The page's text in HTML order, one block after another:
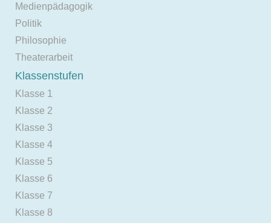
Medienpädagogik
Politik
Philosophie
Theaterarbeit
Klassenstufen
Klasse 1
Klasse 2
Klasse 3
Klasse 4
Klasse 5
Klasse 6
Klasse 7
Klasse 8